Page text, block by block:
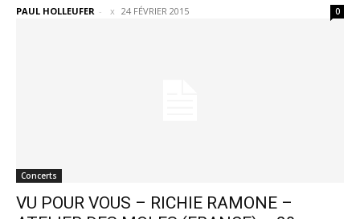
PAUL HOLLEUFER - 24 FÉVRIER 2015 0
Concerts
VU POUR VOUS – RICHIE RAMONE –